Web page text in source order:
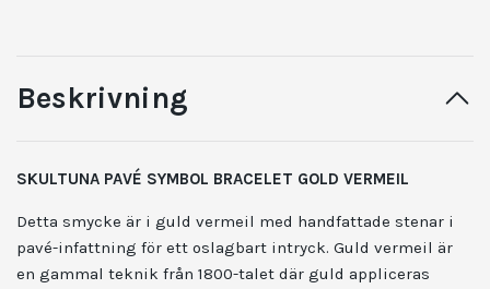
Beskrivning
SKULTUNA PAVÉ SYMBOL BRACELET GOLD VERMEIL
Detta smycke är i guld vermeil med handfattade stenar i
pavé-infattning för ett oslagbart intryck. Guld vermeil är
en gammal teknik från 1800-talet där guld appliceras